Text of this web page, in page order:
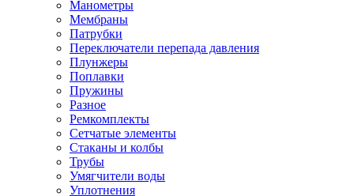
Манометры
Мембраны
Патрубки
Переключатели перепада давления
Плунжеры
Поплавки
Пружины
Разное
Ремкомплекты
Сетчатые элементы
Стаканы и колбы
Трубы
Умягчители воды
Уплотнения